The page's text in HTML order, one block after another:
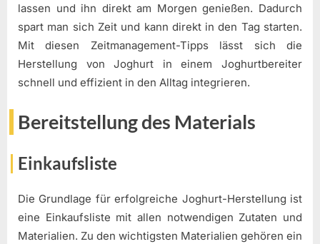
lassen und ihn direkt am Morgen genießen. Dadurch
spart man sich Zeit und kann direkt in den Tag starten.
Mit diesen Zeitmanagement-Tipps lässt sich die
Herstellung von Joghurt in einem Joghurtbereiter
schnell und effizient in den Alltag integrieren.
Bereitstellung des Materials
Einkaufsliste
Die Grundlage für erfolgreiche Joghurt-Herstellung ist
eine Einkaufsliste mit allen notwendigen Zutaten und
Materialien. Zu den wichtigsten Materialien gehören ein